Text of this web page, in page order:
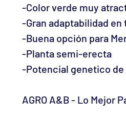
-Color verde muy
-Gran adaptabilidad en
-Buena opción para
-Planta semi-erecta
-Potencial genetico
AGRO A&B - Lo Mejor